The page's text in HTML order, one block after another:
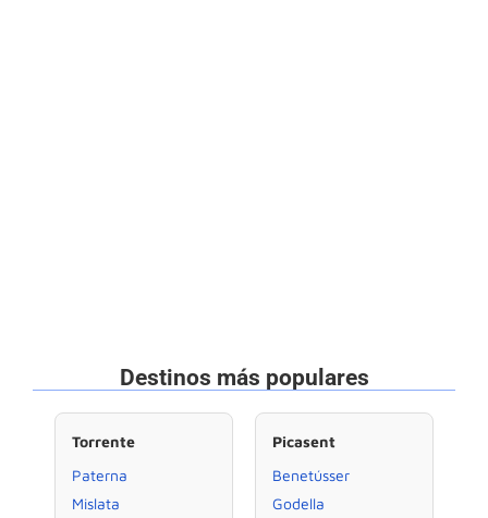
Destinos más populares
Torrente
Paterna
Mislata
Picasent
Benetússer
Godella